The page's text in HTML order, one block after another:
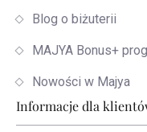
Blog o biżuterii
MAJYA Bonus+
Nowości w Majya
Informacje dla